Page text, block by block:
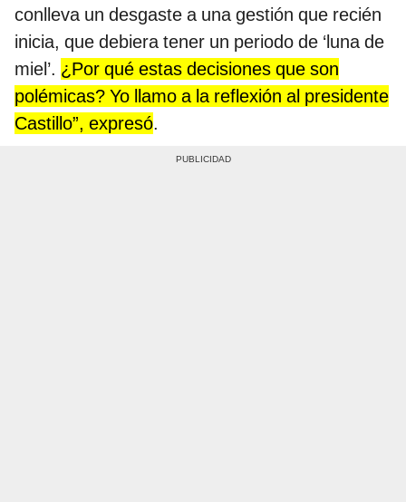
conlleva un desgaste a una gestión que recién
inicia, que debiera tener un periodo de ‘luna de
miel’. ¿Por qué estas decisiones que son
polémicas? Yo llamo a la reflexión al presidente
Castillo”, expresó.